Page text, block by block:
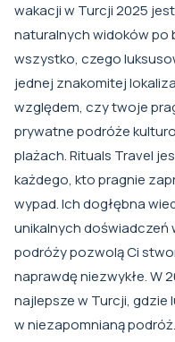
wakacji w Turcji 2025
naturalnych widoków po
wszystko, czego
jednej znakomitej
względem, czy twoje
prywatne podróże
plażach. Rituals Travel
każdego, kto pragnie
wypad. Ich dogłębna
unikalnych
podróży pozwolą Ci
naprawdę niezwykłe. W
najlepsze w Turcji, gdzie
w niezapomnianą podróż.